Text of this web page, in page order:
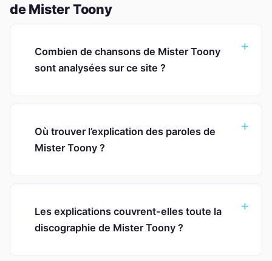
de Mister Toony
Combien de chansons de Mister Toony
sont analysées sur ce site ?
Où trouver l’explication des paroles de
Mister Toony ?
Les explications couvrent-elles toute la
discographie de Mister Toony ?